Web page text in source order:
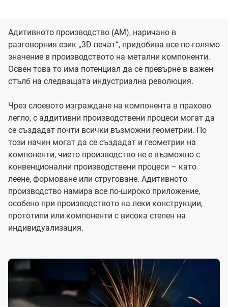
Адитивното производство (AM), наричано в
разговорния език „3D печат“, придобива все по-голямо
значение в производството на метални компоненти.
Освен това то има потенциал да се превърне в важен
стълб на следващата индустриална революция.
Чрез слоевото изграждане на компонента в прахово
легло, с аддитивни производствени процеси могат да
се създадат почти всички възможни геометрии. По
този начин могат да се създадат и геометрии на
компоненти, чието производство не е възможно с
конвенционални производствени процеси – като
леене, формоване или струговане. Адитивното
производство намира все по-широко приложение,
особено при производството на леки конструкции,
прототипи или компоненти с висока степен на
индивидуализация.